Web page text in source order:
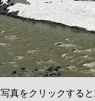
写真をクリックする